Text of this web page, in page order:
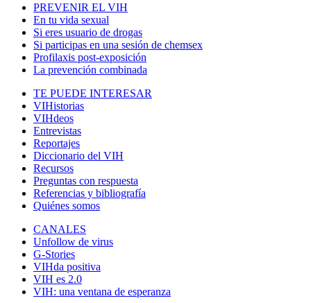
PREVENIR EL VIH
En tu vida sexual
Si eres usuario de drogas
Si participas en una sesión de chemsex
Profilaxis post-exposición
La prevención combinada
TE PUEDE INTERESAR
VIHistorias
VIHdeos
Entrevistas
Reportajes
Diccionario del VIH
Recursos
Preguntas con respuesta
Referencias y bibliografía
Quiénes somos
CANALES
Unfollow de virus
G-Stories
VIHda positiva
VIH es 2.0
VIH: una ventana de esperanza